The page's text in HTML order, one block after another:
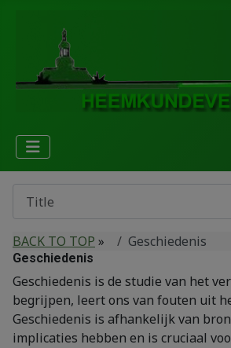
BACK TO TOP » Geschiedenis
Geschiedenis
Geschiedenis is de studie van het
begrijpen, leert ons van fouten uit
Geschiedenis is afhankelijk van
implicaties hebben en is cruciaal